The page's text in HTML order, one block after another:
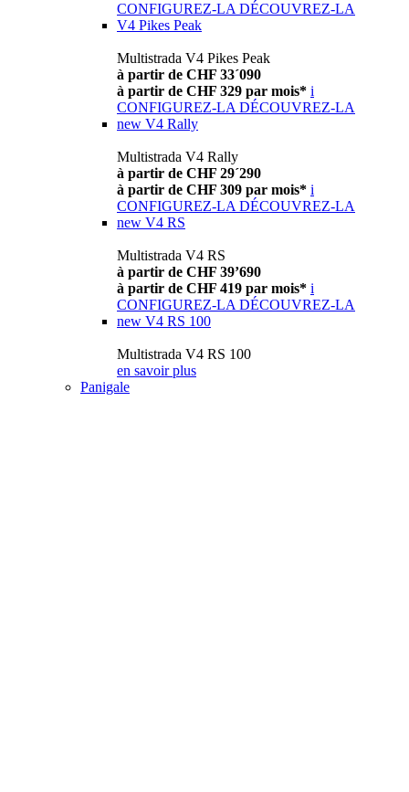
CONFIGUREZ-LA DÉCOUVREZ-LA
V4 Pikes Peak
Multistrada V4 Pikes Peak
à partir de CHF 33´090
à partir de CHF 329 par mois* i
CONFIGUREZ-LA DÉCOUVREZ-LA
new V4 Rally
Multistrada V4 Rally
à partir de CHF 29´290
à partir de CHF 309 par mois* i
CONFIGUREZ-LA DÉCOUVREZ-LA
new V4 RS
Multistrada V4 RS
à partir de CHF 39’690
à partir de CHF 419 par mois* i
CONFIGUREZ-LA DÉCOUVREZ-LA
new V4 RS 100
Multistrada V4 RS 100
en savoir plus
Panigale